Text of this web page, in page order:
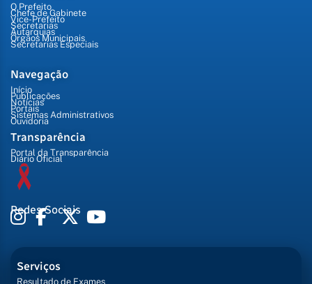
O Prefeito
Chefe de Gabinete
Vice-Prefeito
Secretarias
Autarquias
Órgãos Municipais
Secretarias Especiais
Navegação
Início
Publicações
Notícias
Portais
Sistemas Administrativos
Ouvidoria
Transparência
Portal da Transparência
Diário Oficial
Redes Sociais
Serviços
Resultado de Exames